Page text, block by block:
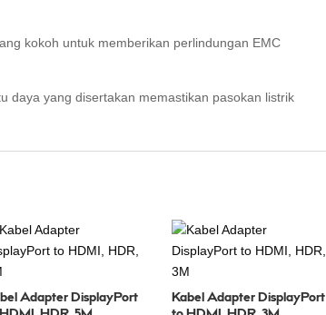
kokoh untuk memberikan perlindungan EMC
daya yang disertakan memastikan pasokan listrik
Adapter DisplayPort
Kabel Adapter DisplayPort